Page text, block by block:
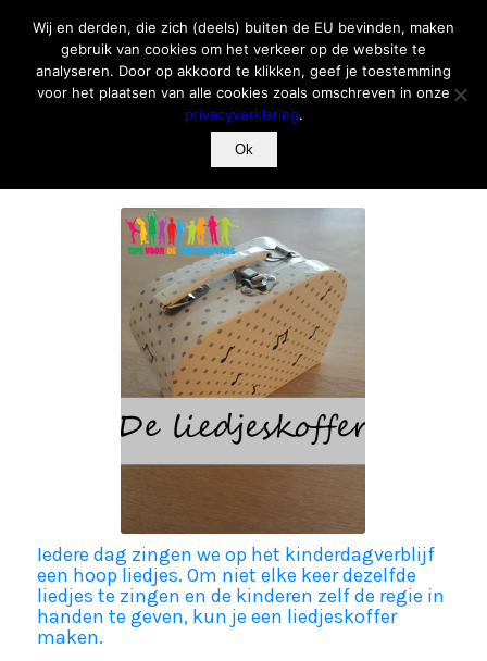
DE LIEDJESKOFFER
Iedere dag zingen we op het kinderdagverblijf
een hoop liedjes. Om niet elke keer dezelfde
liedjes te zingen en de kinderen zelf de regie in
handen te geven, kun je een liedjeskoffer
maken.
Wij en derden, die zich (deels) buiten de EU bevinden, maken
gebruik van cookies om het verkeer op de website te
analyseren. Door op akkoord te klikken, geef je toestemming
voor het plaatsen van alle cookies zoals omschreven in onze
privacyverklaring.
Ok